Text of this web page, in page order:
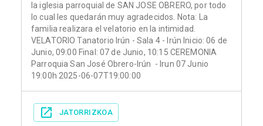
la iglesia parroquial de SAN JOSE OBRERO, por todo
lo cual les quedarán muy agradecidos. Nota: La
familia realizara el velatorio en la intimidad.
VELATORIO Tanatorio Irún - Sala 4 - Irún Inicio: 06 de
Junio, 09:00 Final: 07 de Junio, 10:15 CEREMONIA
Parroquia San José Obrero-Irún - Irun 07 Junio
19:00h 2025-06-07T19:00:00
JATORRIZKOA